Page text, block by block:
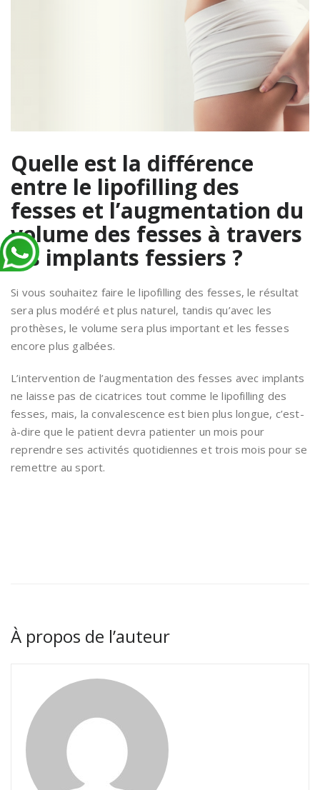
Quelle est la différence
entre le lipofilling des
fesses et l’augmentation du
volume des fesses à travers
les implants fessiers ?
Si vous souhaitez faire le lipofilling des fesses, le résultat
sera plus modéré et plus naturel, tandis qu’avec les
prothèses, le volume sera plus important et les fesses
encore plus galbées.
L’intervention de l’augmentation des fesses avec implants
ne laisse pas de cicatrices tout comme le lipofilling des
fesses, mais, la convalescence est bien plus longue, c’est-
à-dire que le patient devra patienter un mois pour
reprendre ses activités quotidiennes et trois mois pour se
remettre au sport.
À propos de l’auteur